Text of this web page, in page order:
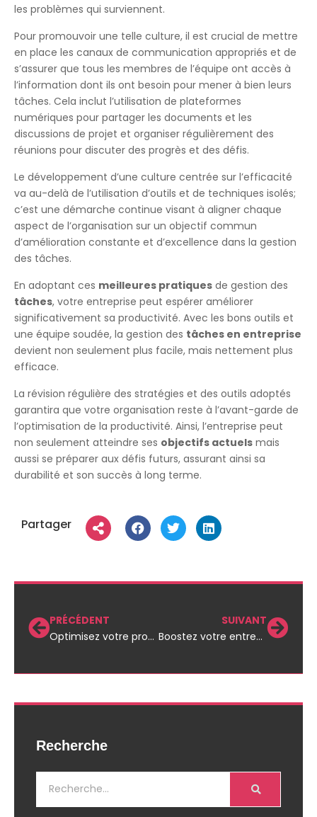
les problèmes qui surviennent.
Pour promouvoir une telle culture, il est crucial de mettre
en place les canaux de communication appropriés et de
s’assurer que tous les membres de l’équipe ont accès à
l’information dont ils ont besoin pour mener à bien leurs
tâches. Cela inclut l’utilisation de plateformes
numériques pour partager les documents et les
discussions de projet et organiser régulièrement des
réunions pour discuter des progrès et des défis.
Le développement d’une culture centrée sur l’efficacité
va au-delà de l’utilisation d’outils et de techniques isolés;
c’est une démarche continue visant à aligner chaque
aspect de l’organisation sur un objectif commun
d’amélioration constante et d’excellence dans la gestion
des tâches.
En adoptant ces meilleures pratiques de gestion des
tâches, votre entreprise peut espérer améliorer
significativement sa productivité. Avec les bons outils et
une équipe soudée, la gestion des tâches en entreprise
devient non seulement plus facile, mais nettement plus
efficace.
La révision régulière des stratégies et des outils adoptés
garantira que votre organisation reste à l’avant-garde de
l’optimisation de la productivité. Ainsi, l’entreprise peut
non seulement atteindre ses objectifs actuels mais
aussi se préparer aux défis futurs, assurant ainsi sa
durabilité et son succès à long terme.
Partager
PRÉCÉDENT
Optimisez votre productivité : les secrets de la gestion de tâches en entreprise
SUIVANT
Boostez votre entreprise : secrets pour une productivité inégalée !
Recherche